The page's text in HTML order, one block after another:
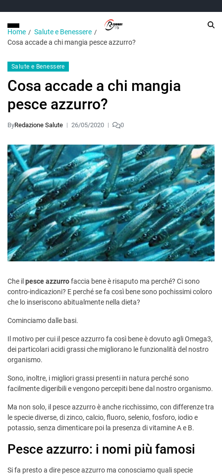
Home
Salute e Benessere
Cosa accade a chi mangia pesce azzurro?
Salute e Benessere
Cosa accade a chi mangia
pesce azzurro?
ByRedazione Salute 26/05/2020 0
Che il pesce azzurrofaccia bene è risaputo ma perché? Ci sono
contro-indicazioni? E perché se fa così bene sono pochissimi coloro
che lo inseriscono abitualmente nella dieta?
Cominciamo dalle basi.
Il motivo per cui il pesce azzurro fa così bene è dovuto agli Omega3,
dei particolari acidi grassi che migliorano le funzionalità del nostro
organismo.
Sono, inoltre, i migliori grassi presenti in natura perché sono
facilmente digeribili e vengono percepiti bene dal nostro organismo.
Ma non solo, il pesce azzurro è anche ricchissimo, con differenze tra
le specie diverse, di zinco, calcio, fluoro, selenio, fosforo, iodio e
potassio, senza dimenticare poi la presenza di vitamine A e B.
Pesce azzurro: i nomi più famosi
Si fa presto a dire pesce azzurro ma conosciamo quali specie